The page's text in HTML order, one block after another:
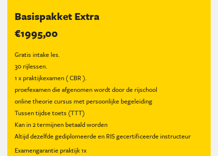
Basispakket Extra
€1995,00
Gratis intake les.
30 rijlessen.
1 x praktijkexamen ( CBR ).
proefexamen die afgenomen wordt door de rijschool
online theorie cursus met persoonlijke begeleiding
Tussen tijdse toets (TTT)
Kan in 2 termijnen betaald worden
Altijd dezelfde gediplomeerde en RIS gecertificeerde instructeur
Examengarantie praktijk 1x